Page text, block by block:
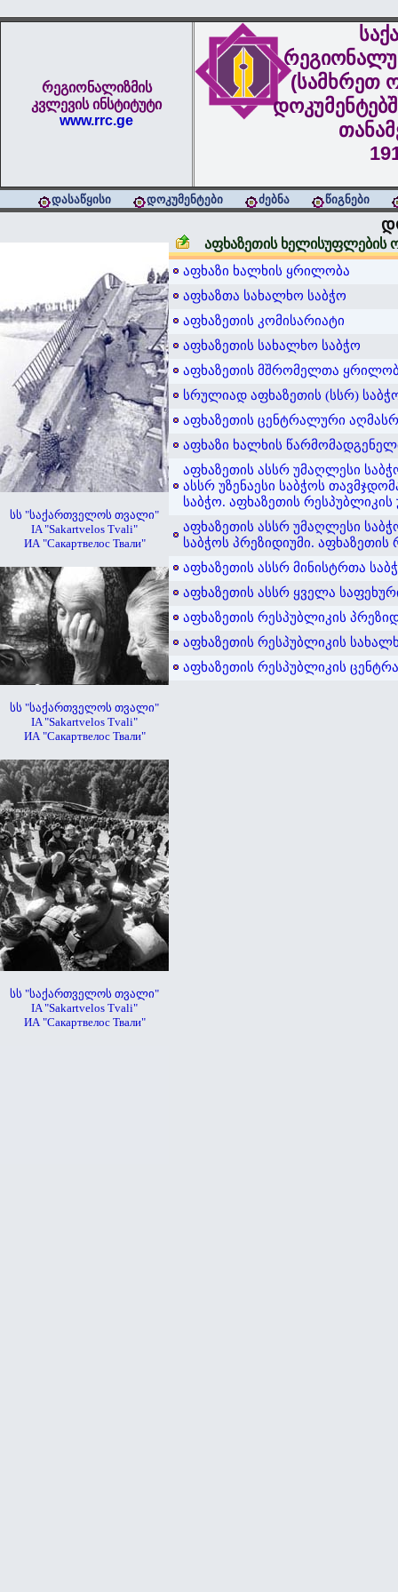
რეგიონალიზმის
კვლევის ინსტიტუტი
www.rrc.ge
(სამხრეთ
დასაწყისი დოკუმენტები ძებნა წიგნები
სს "საქართველოს თვალი"
IA "Sakartvelos Tvali"
ИА "Сакартвелос Твали"
სს "საქართველოს თვალი"
IA "Sakartvelos Tvali"
ИА "Сакартвелос Твали"
სს "საქართველოს თვალი"
IA "Sakartvelos Tvali"
ИА "Сакартвелос Твали"
აფხაზეთის ხელისუფლების
აფხაზი ხალხის ყრილობა
აფხაზთა სახალხო საბჭო
აფხაზეთის კომისარიატი
აფხაზეთის სახალხო საბჭო
აფხაზეთის მშრომელთა
სრულიად აფხაზეთის (სსრ)
აფხაზეთის ცენტრალური
აფხაზი ხალხის
აფხაზეთის ასსრ უმაღლესი
ასსრ უზენაესი საბჭოს
საბჭო. აფხაზეთის
აფხაზეთის ასსრ უმაღლესი
საბჭოს პრეზიდიუმი. აფხაზეთის
აფხაზეთის ასსრ მინისტრთა
აფხაზეთის ასსრ ყველა
აფხაზეთის რესპუბლიკის
აფხაზეთის რესპუბლიკის
აფხაზეთის რესპუბლიკის